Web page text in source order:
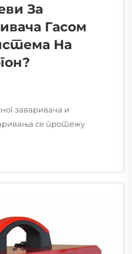
За
Гасом
На
заваривача и
се протежу
енергије, стварајући
за вештинама које сваки